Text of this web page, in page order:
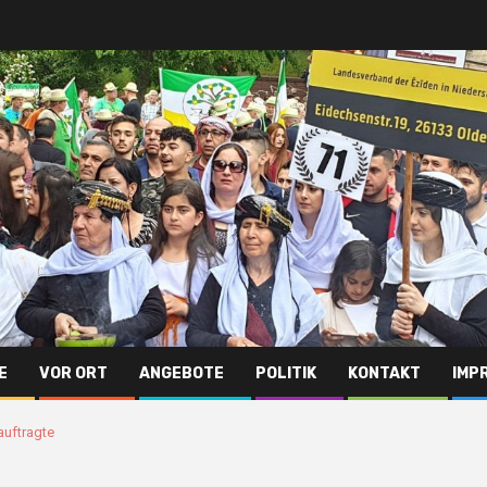
VOR ORT ANGEBOTE POLITIK KONTAKT